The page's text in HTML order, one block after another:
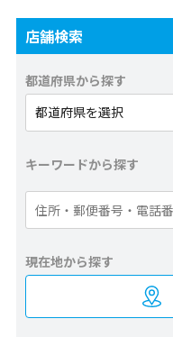
店舗検索
都道府県から探す
キーワードから探す
現在地から探す